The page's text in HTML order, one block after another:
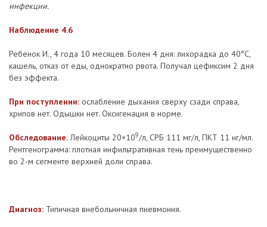
инфекции.
Наблюдение 4.6
Ребенок И., 4 года 10 месяцев. Болен 4 дня: лихорадка до 40°С,
кашель, отказ от еды, однократно рвота. Получал цефиксим 2 дня
без эффекта.
При поступлении: ослабление дыхания сверху сзади справа,
хрипов нет. Одышки нет. Оксигенация в норме.
Обследование.Лейкоциты 20×109/л, СРБ 111 мг/л, ПКТ 11 нг/мл.
Рентгенограмма: плотная инфильтративная тень преимущественно
во 2-м сегменте верхней доли справа.
Диагноз: Типичная внебольничная пневмония.